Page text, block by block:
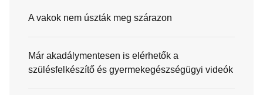
A vakok nem úszták meg szárazon
Már akadálymentesen is elérhetők a
szülésfelkészítő és gyermekegészségügyi videók